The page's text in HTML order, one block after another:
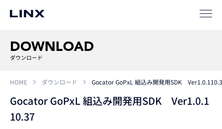
SIパートナー
DOWNLOAD
ダウンロード
HOME ダウンロード Gocator GoPxL 組込み開発用SDK
Gocator GoPxL 組込み開発用SDK Ver1.0.1
10.37